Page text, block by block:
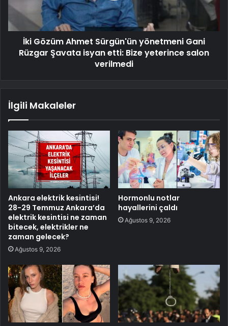
İki Gözüm Ahmet Sürgün'ün yönetmeni Gani
Rüzgar Şavata isyan etti: Bize yeterince salon
verilmedi
İlgili Makaleler
Ankara elektrik kesintisi!
28-29 Temmuz Ankara’da
elektrik kesintisi ne zaman
bitecek, elektrikler ne
zaman gelecek?
Ağustos 9, 2026
Hormonlu notlar
hayallerini çaldı
Ağustos 9, 2026